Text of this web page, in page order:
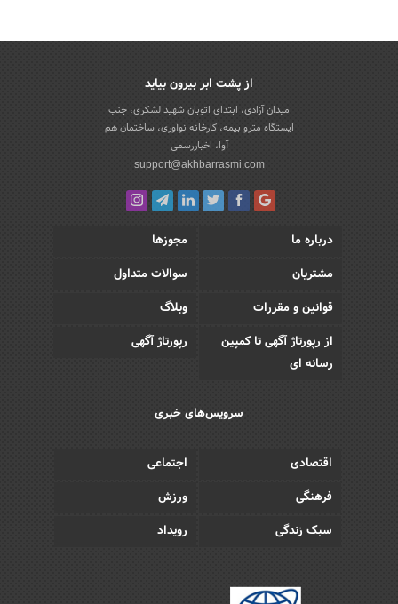
از پشت ابر بیرون بیاید
میدان آزادی، ابتدای اتوبان شهید لشکری، جنب
ایستگاه مترو بیمه، کارخانه نوآوری، ساختمان هم
آوا، اخباررسمی
support@akhbarrasmi.com
درباره ما
مجوزها
مشتریان
سوالات متداول
قوانین و مقررات
وبلاگ
از رپورتاژ آگهی تا کمپین
رسانه ای
رپورتاژ آگهی
سرویس‌های خبری
اقتصادی
اجتماعی
فرهنگی
ورزش
سبک زندگی
رویداد